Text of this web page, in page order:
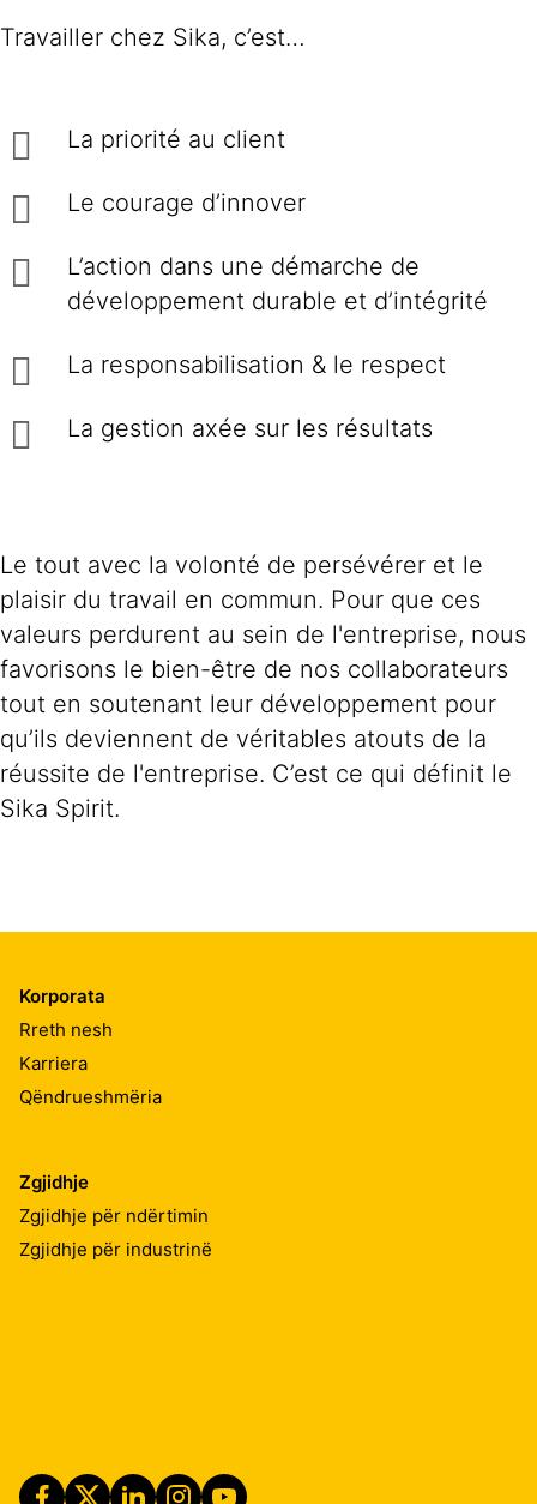
Travailler chez Sika, c’est…
La priorité au client
Le courage d’innover
L’action dans une démarche de
développement durable et d’intégrité
La responsabilisation & le respect
La gestion axée sur les résultats
Le tout avec la volonté de persévérer et le
plaisir du travail en commun. Pour que ces
valeurs perdurent au sein de l'entreprise, nous
favorisons le bien-être de nos collaborateurs
tout en soutenant leur développement pour
qu’ils deviennent de véritables atouts de la
réussite de l'entreprise. C’est ce qui définit le
Sika Spirit.
Korporata
Rreth nesh
Karriera
Qëndrueshmëria
Zgjidhje
Zgjidhje për ndërtimin
Zgjidhje për industrinë